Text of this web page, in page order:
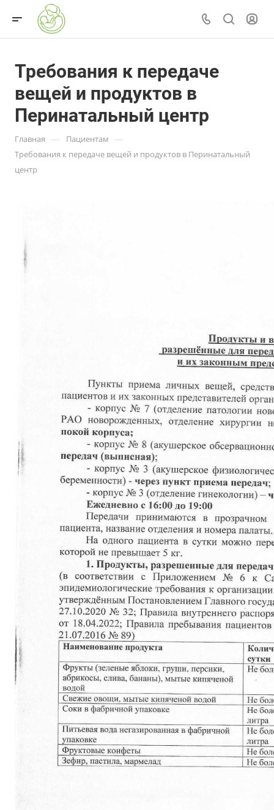
Требования к передаче
вещей и продуктов в
Перинатальный центр
Главная — Пациентам —
Требования к передаче вещей и продуктов в Перинатальный
центр